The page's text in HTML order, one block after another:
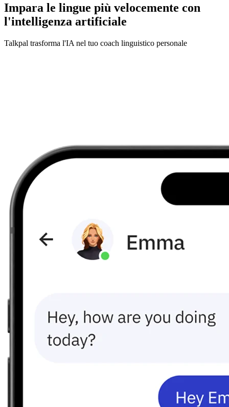
Impara le lingue più velocemente con
l'intelligenza artificiale
Talkpal trasforma l'IA nel tuo coach linguistico personale